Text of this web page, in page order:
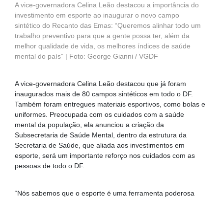
A vice-governadora Celina Leão destacou a importância do
investimento em esporte ao inaugurar o novo campo
sintético do Recanto das Emas: “Queremos alinhar todo um
trabalho preventivo para que a gente possa ter, além da
melhor qualidade de vida, os melhores índices de saúde
mental do país” | Foto: George Gianni / VGDF
A vice-governadora Celina Leão destacou que já foram
inaugurados mais de 80 campos sintéticos em todo o DF.
Também foram entregues materiais esportivos, como bolas e
uniformes. Preocupada com os cuidados com a saúde
mental da população, ela anunciou a criação da
Subsecretaria de Saúde Mental, dentro da estrutura da
Secretaria de Saúde, que aliada aos investimentos em
esporte, será um importante reforço nos cuidados com as
pessoas de todo o DF.
“Nós sabemos que o esporte é uma ferramenta poderosa